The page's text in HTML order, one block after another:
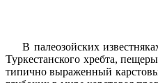
В палеозойских
Туркестанского хребта,
типично выраженный